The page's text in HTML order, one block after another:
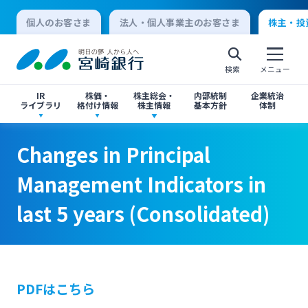
個人のお客さま 法人・個人事業主のお客さま 株主・
検索 メニュー
IR
ライブラリ
株価・
格付け情報
株主総会・
株主情報
内部統制
基本方針
企業統治
体制
決算短信
有価証券報告書・四半期報告書
IR関連ニュースリリース
投資家向け説明会資料
株価情報
格付け情報
株主総会のご案内
中間配当のご案内
Changes in Principal Management
Indicators in last 5 years (Consolidated)
閉じる
Changes in Principal Management
Indicators in last 5 years (Consolidated)
閉じる
個人向けインターネットバンキング
ログオン
Changes in Principal
Management Indicators in
last 5 years (Consolidated)
PDFはこちら